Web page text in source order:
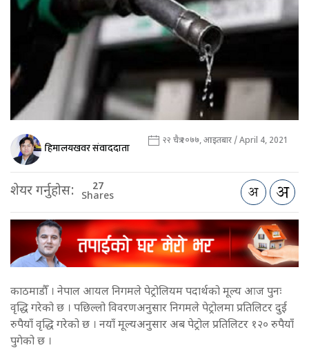
हिमालयखवर संवाददाता २२ चैत्र २०७७, आइतबार / April 4, 2021
शेयर गर्नुहोस: 27
Shares
काठमाडौँ । नेपाल आयल निगमले पेट्रोलियम पदार्थको मूल्य आज पुनः
वृद्धि गरेको छ । पछिल्लो विवरणअनुसार निगमले पेट्रोलमा प्रतिलिटर दुई
रुपैयाँ वृद्धि गरेको छ । नयाँ मूल्यअनुसार अब पेट्रोल प्रतिलिटर १२० रुपैयाँ
पुगेको छ ।